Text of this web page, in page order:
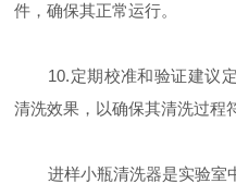
件，确保其正常运行。
10.定期校准和验证建议定
清洗效果，以确保其清洗过程
进样小瓶清洗器是实验室